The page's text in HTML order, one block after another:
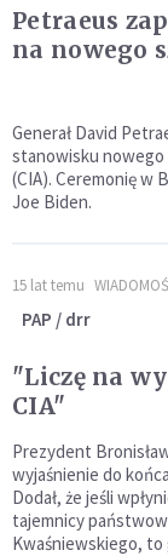
Petraeus
na nowego
Generał David
stanowisku nowego
(CIA). Ceremonię w
Joe Biden.
15 lat temu
PAP / drr
"Liczę na
CIA"
Prezydent
wyjaśnienie do
Dodał, że jeśli
tajemnicy
Kwaśniewskiego, to